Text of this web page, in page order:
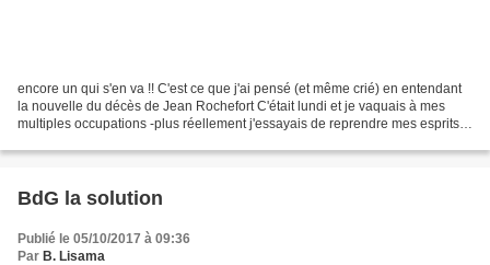
encore un qui s'en va !! C'est ce que j'ai pensé (et même crié) en entendant
la nouvelle du décès de Jean Rochefort C'était lundi et je vaquais à mes
multiples occupations -plus réellement j'essayais de reprendre mes esprits
BdG la solution
Publié le 05/10/2017 à 09:36
Par B. Lisama